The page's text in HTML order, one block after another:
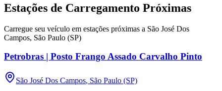
Estações de Carregamento Próximas
Carregue seu veículo em estações próximas a São José Dos
Campos, São Paulo (SP)
Petrobras | Posto Frango Assado Carvalho Pinto
São José Dos Campos, São Paulo (SP)